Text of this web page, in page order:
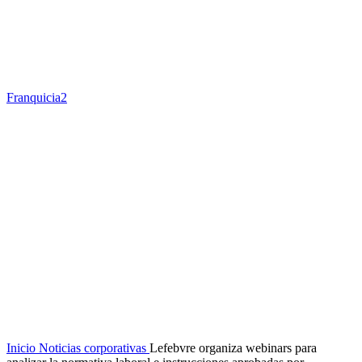
Franquicia2
Inicio Noticias corporativas Lefebvre organiza webinars para